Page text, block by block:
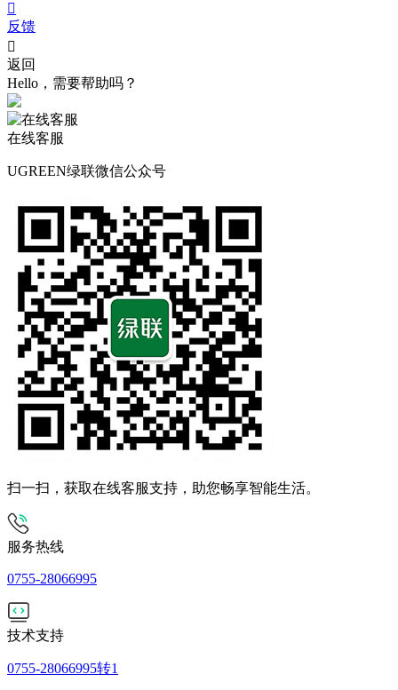

反馈

返回
Hello，需要帮助吗？
在线客服
UGREEN绿联微信公众号
扫一扫，获取在线客服支持，助您畅享智能生活。
服务热线
0755-28066995
技术支持
0755-28066995转1